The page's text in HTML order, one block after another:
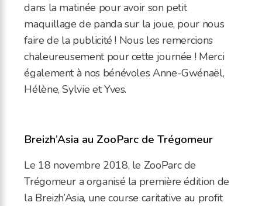
dans la matinée pour avoir son petit
maquillage de panda sur la joue, pour nous
faire de la publicité ! Nous les remercions
chaleureusement pour cette journée ! Merci
également à nos bénévoles Anne-Gwénaël,
Hélène, Sylvie et Yves.
Breizh’Asia au ZooParc de Trégomeur
Le 18 novembre 2018, le ZooParc de
Trégomeur a organisé la première édition de
la Breizh’Asia, une course caritative au profit